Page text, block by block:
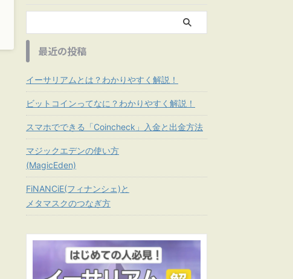
最近の投稿
イーサリアムとは？わかりやすく解説！
ビットコインってなに？わかりやすく解説！
スマホでできる「Coincheck」入金と出金方法
マジックエデンの使い方
(MagicEden)
FiNANCiE(フィナンシェ)と
メタマスクのつなぎ方